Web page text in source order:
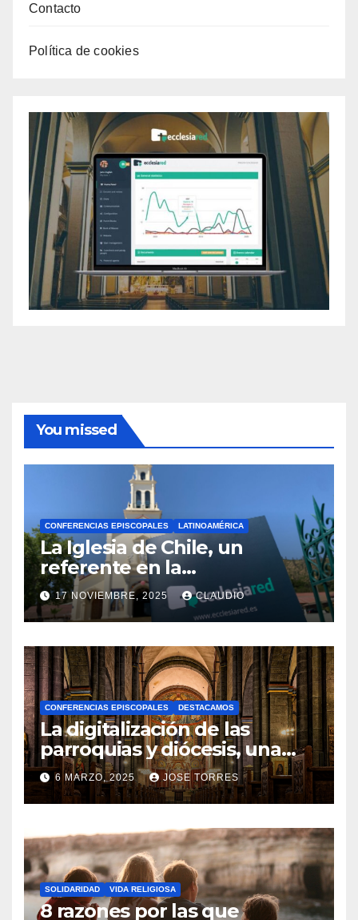
Contacto
Política de cookies
You missed
CONFERENCIAS EPISCOPALES LATINOAMÉRICA
La Iglesia de Chile, un
referente en la
transformación digital
gracias a Ecclesiared
17 NOVIEMBRE, 2025 CLAUDIO
N
O
H
A
Y
C
O
M
N
T
A
R
CONFERENCIAS EPISCOPALES DESTACAMOS
La digitalización de las
parroquias y diócesis, una
realidad ya para el futuro de
la Iglesia
6 MARZO, 2025 JOSE TORRES
N
O
H
A
Y
SOLIDARIDAD VIDA RELIGIOSA
8 razones por las que